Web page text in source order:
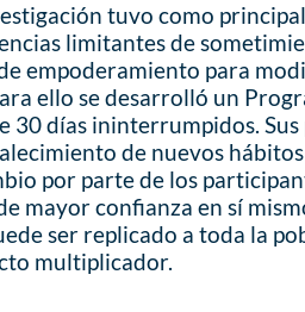
tuvo como
limitantes de
empoderamiento para
ello se desarrolló un
30 días ininterrumpidos.
de nuevos
por parte de los
mayor confianza en sí
ser replicado a toda la
multiplicador.